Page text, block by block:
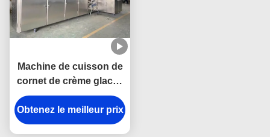
Machine de cuisson de
cornet de crème glacée
de l'acier inoxydable
380V 8kg/H
Obtenez le meilleur prix